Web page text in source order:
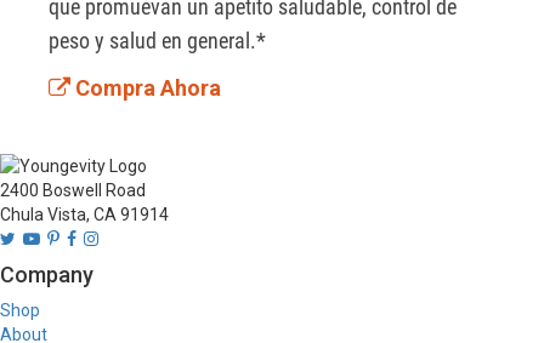
que promuevan un apetito saludable, control de
peso y salud en general.*
Compra Ahora
2400 Boswell Road
Chula Vista, CA 91914
Company
Shop
About